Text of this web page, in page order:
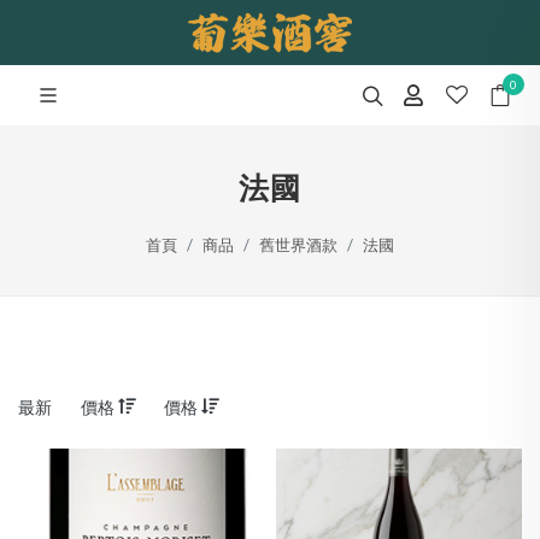
0
法國
首頁 商品 舊世界酒款 法國
最新 價格 價格